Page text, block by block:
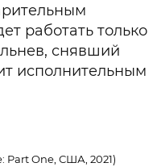
работать только
снявший
исполнительным
Part One, США, 2021)